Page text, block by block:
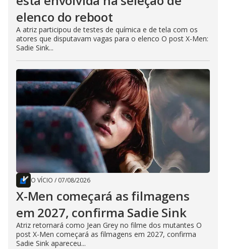
elenco do reboot
A atriz participou de testes de química e de tela com os
atores que disputavam vagas para o elenco O post X-Men:
Sadie Sink...
O VÍCIO / 07/08/2026
X-Men começará as filmagens
em 2027, confirma Sadie Sink
Atriz retornará como Jean Grey no filme dos mutantes O
post X-Men começará as filmagens em 2027, confirma
Sadie Sink apareceu...